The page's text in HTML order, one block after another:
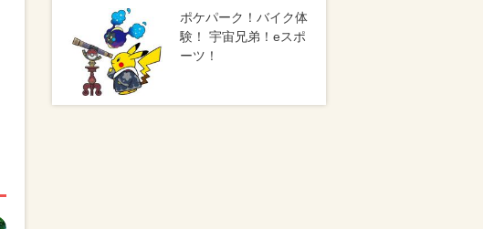
ポケパーク！バイク体
験！ 宇宙兄弟！eスポ
ーツ！